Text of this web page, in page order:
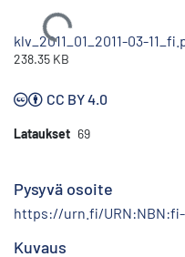
Ladataan...
klv_2011_01_2011-03-
238.35 KB
CC BY 4.0
Lataukset 69
Pysyvä osoite
https://urn.fi/URN:NBN:fi-
Kuvaus